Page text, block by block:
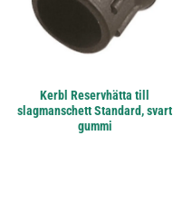
Kerbl Reservhätta till
slagmanschett Standard, svart
gummi